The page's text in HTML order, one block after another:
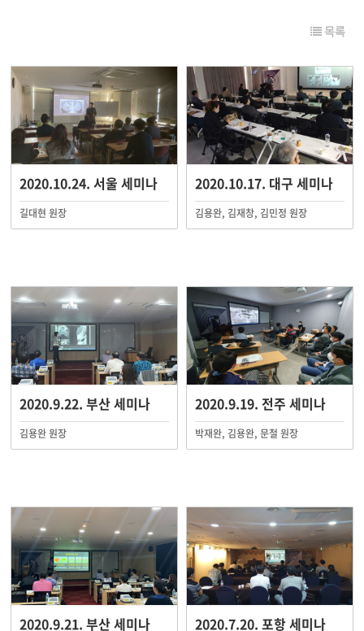
목록
2020.10.24. 서울 세미나
길대현 원장
2020.10.17. 대구 세미나
김용완, 김재창, 김민정 원장
2020.9.22. 부산 세미나
김용완 원장
2020.9.19. 전주 세미나
박재완, 김용완, 문철 원장
2020.9.21. 부산 세미나 2020.7.20. 포항 세미나